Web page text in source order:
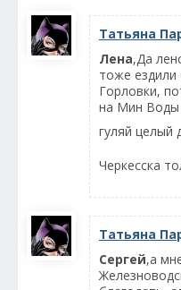
Татьяна
Лена,Да
тоже ездили
Горловки,
на Мин Воды
гуляй целый
Черкесска
Татьяна
Сергей,а